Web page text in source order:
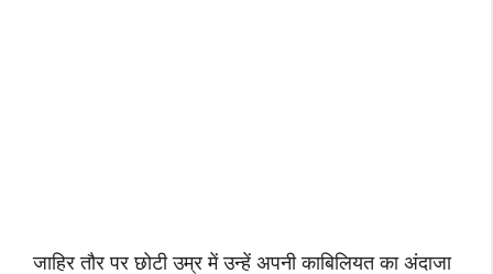
जाहिर तौर पर छोटी उम्र में उन्हें अपनी काबिलियत का अंदाजा